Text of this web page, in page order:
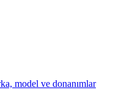
model ve donanımlar